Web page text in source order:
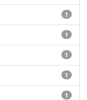
1
1
1
1
1